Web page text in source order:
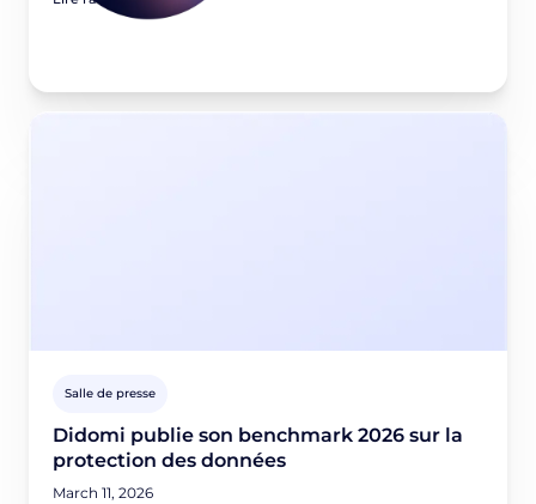
Salle de presse
Didomi publie son benchmark 2026 sur la
protection des données
March 11, 2026